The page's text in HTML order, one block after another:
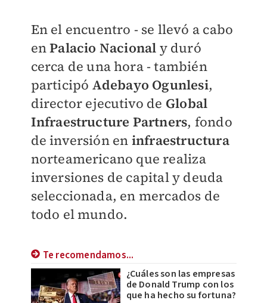
En el encuentro - se llevó a cabo
enPalacio Nacional y duró
cerca de una hora - también
participó Adebayo Ogunlesi,
director ejecutivo de Global
Infraestructure Partners, fondo
de inversión en infraestructura
norteamericano que realiza
inversiones de capital y deuda
seleccionada, en mercados de
todo el mundo.
Te recomendamos...
¿Cuáles son las empresas
de Donald Trump con los
que ha hecho su fortuna?